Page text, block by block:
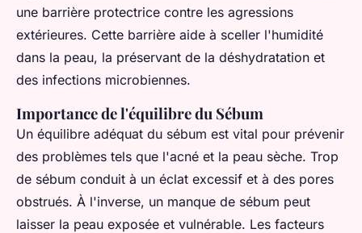
une barrière protectrice contre les agressions
extérieures. Cette barrière aide à sceller l'humidité
dans la peau, la préservant de la déshydratation et
des infections microbiennes.
Importance de l'équilibre du Sébum
Un équilibre adéquat du sébum est vital pour prévenir
des problèmes tels que l'acné et la peau sèche. Trop
de sébum conduit à un éclat excessif et à des pores
obstrués. À l'inverse, un manque de sébum peut
laisser la peau exposée et vulnérable. Les facteurs